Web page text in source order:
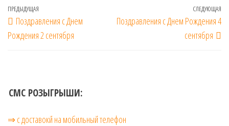
Навигация
по
записям
Предыдущая
запись
ПРЕДЫДУЩАЯ
Поздравления с Днем
Рождения 2 сентября
СЛЕДУЮЩАЯ
Поздравления с Днем Рождения 4
сентября
СМС РОЗЫГРЫШИ:
⇒ с доставокй на мобильный телефон